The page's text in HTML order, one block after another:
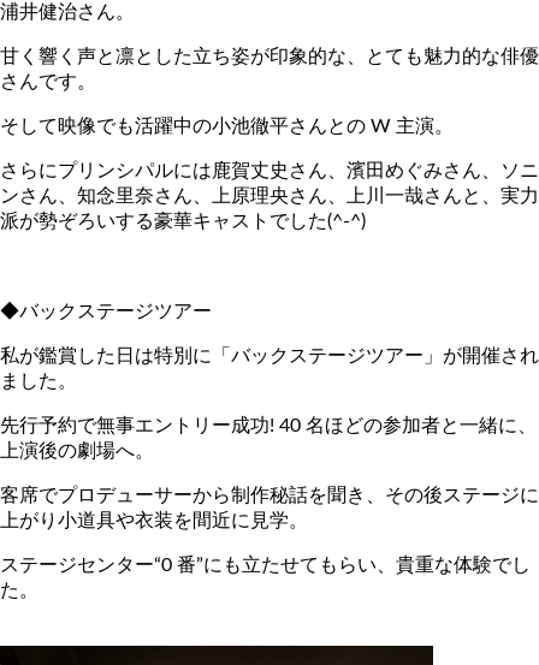
浦井健治さん。
甘く響く声と凛とした立ち姿が印象的な、とても魅力的な俳優
さんです。
そして映像でも活躍中の小池徹平さんとの W 主演。
さらにプリンシパルには鹿賀丈史さん、濱田めぐみさん、ソニ
ンさん、知念里奈さん、上原理央さん、上川一哉さんと、実力
派が勢ぞろいする豪華キャストでした(^-^)
◆バックステージツアー
私が鑑賞した日は特別に「バックステージツアー」が開催され
ました。
先行予約で無事エントリー成功! 40 名ほどの参加者と一緒に、
上演後の劇場へ。
客席でプロデューサーから制作秘話を聞き、その後ステージに
上がり小道具や衣装を間近に見学。
ステージセンター“0 番”にも立たせてもらい、貴重な体験でし
た。